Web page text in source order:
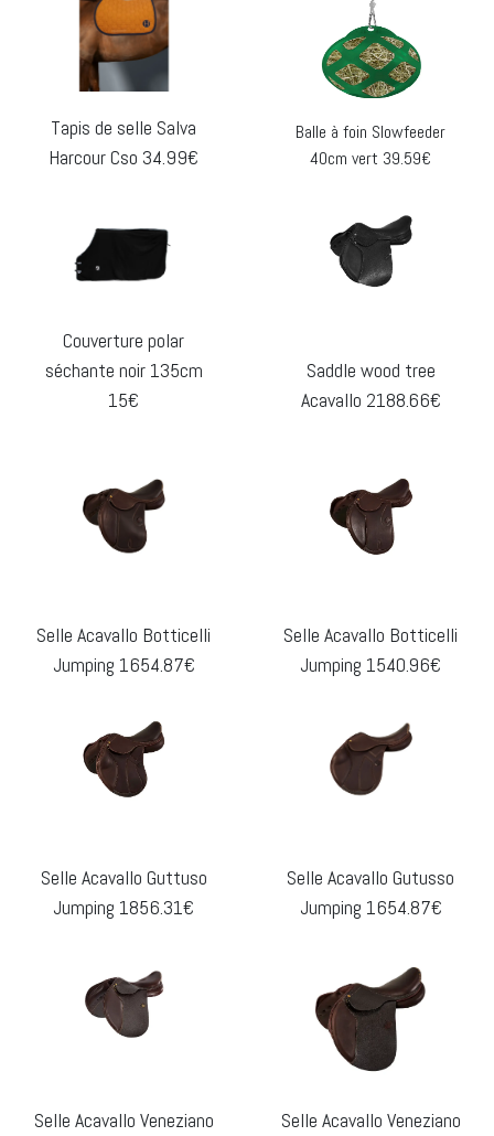
Tapis de selle Salva
Harcour Cso 34.99€
Balle à foin Slowfeeder
40cm vert 39.59€
Couverture polar
séchante noir 135cm
15€
Saddle wood tree
Acavallo 2188.66€
Selle Acavallo Botticelli
Jumping 1654.87€
Selle Acavallo Botticelli
Jumping 1540.96€
Selle Acavallo Guttuso
Jumping 1856.31€
Selle Acavallo Gutusso
Jumping 1654.87€
Selle Acavallo Veneziano
Selle Acavallo Veneziano